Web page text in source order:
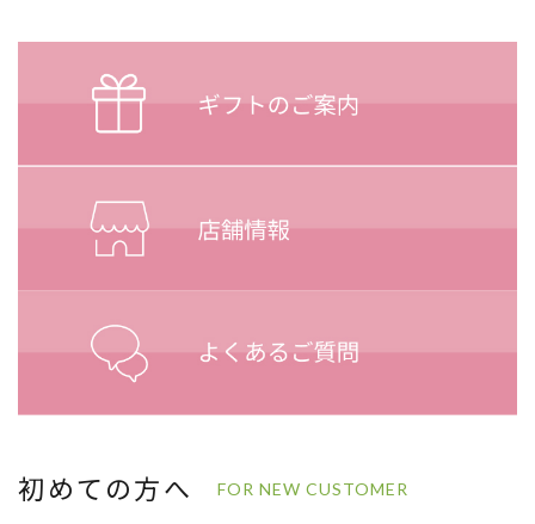
初めての方へ FOR NEW CUSTOMER